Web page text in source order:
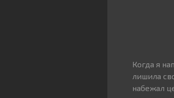
Когда я
лишила
набежал